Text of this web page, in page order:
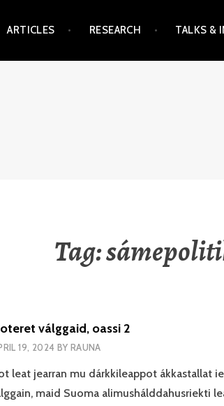
ARTICLES RESEARCH TALKS &
Tag:
válggaid, oassi 2
19, 2024 BY RAUNA
leat jearran mu dárkkileappot ákkastallat
maid Suoma alimushálddahusriekti